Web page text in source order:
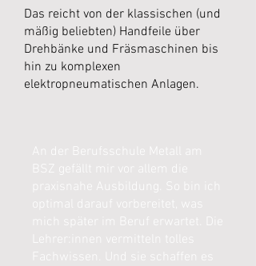
Das reicht von der klassischen (und
mäßig beliebten) Handfeile über
Drehbänke und Fräsmaschinen bis
hin zu komplexen
elektropneumatischen Anlagen.
An der Berufsschule Metall am
BSZ gefällt mir vor allem die
praxisnahe Ausbildung. So bin ich
optimal darauf vorbereitet, was
mich später im Beruf erwartet. Die
Fachwissen. Und sie schaffen es